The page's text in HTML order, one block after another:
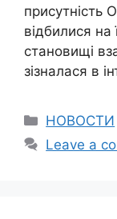
присутність
відбилися на
становищі
зізналася в
Categories
НОВОСТИ
Leave a